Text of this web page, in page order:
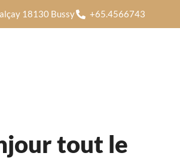
18130 Bussy +65.4566743
tout le